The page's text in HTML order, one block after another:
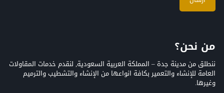
من نحن؟
ننطلق من مدينة جدة – المملكة العربية السعودية, لنقدم خدمات المقاولات
العامة للإنشاء والتعمير بكافة انواعها من الإنشاء والتشطيب والترميم
وغيرها.